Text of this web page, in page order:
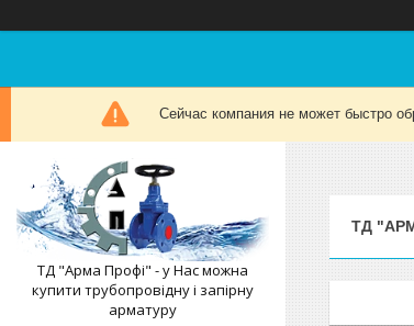
Сейчас компания не может быстро
ТД "Арма Профі" - у Нас можна
купити трубопровідну і запірну
арматуру
ТД